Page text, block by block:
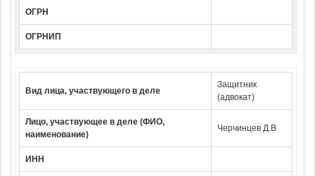
ОГРН
ОГРНИП
Вид лица, участвующего в деле
Защитник
(адвокат)
Лицо, участвующее в деле (ФИО,
наименование)
Черчинцев Д.В
ИНН